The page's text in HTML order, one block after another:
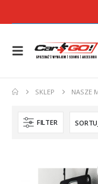
SKLEP NASZE
FILTER